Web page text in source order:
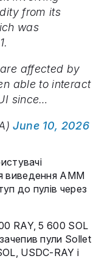
from its
was
affected by
able to interact
since…
June 10, 2026
виведення AMM
до пулів через
RAY, 5 600 SOL
пули Sollet
USDC-RAY і